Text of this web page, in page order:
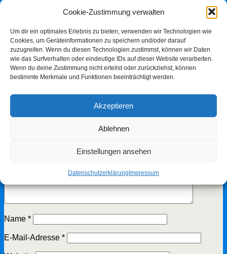
Cookie-Zustimmung verwalten
Um dir ein optimales Erlebnis zu bieten, verwenden wir Technologien wie
Cookies, um Geräteinformationen zu speichern und/oder darauf
zuzugreifen. Wenn du diesen Technologien zustimmst, können wir Daten
wie das Surfverhalten oder eindeutige IDs auf dieser Website verarbeiten.
Wenn du deine Zustimmung nicht erteilst oder zurückziehst, können
bestimmte Merkmale und Funktionen beeinträchtigt werden.
Akzeptieren
Ablehnen
Einstellungen ansehen
Datenschutzerklärung Impressum
vorheriger Beitrag Wintergrillen 2024
nächster BeitragUfer- und Stegputzete 2025
Deine E-Mail-Adresse wird nicht veröffentlicht.
Felder sind mit*markiert
Name *
E-Mail-Adresse *